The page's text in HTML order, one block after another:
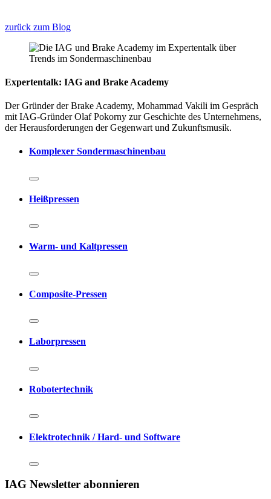
zurück zum Blog
Expertentalk: IAG and Brake Academy
Der Gründer der Brake Academy, Mohammad Vakili im Gespräch
mit IAG-Gründer Olaf Pokorny zur Geschichte des Unternehmens,
der Herausforderungen der Gegenwart und Zukunftsmusik.
Komplexer Sondermaschinenbau
Heißpressen
Warm- und Kaltpressen
Composite-Pressen
Laborpressen
Robotertechnik
Elektrotechnik / Hard- und Software
IAG Newsletter abonnieren